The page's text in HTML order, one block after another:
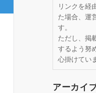
リンクを経
た場合、運
す。
ただし、掲
するよう努
心掛けてい
アーカイ